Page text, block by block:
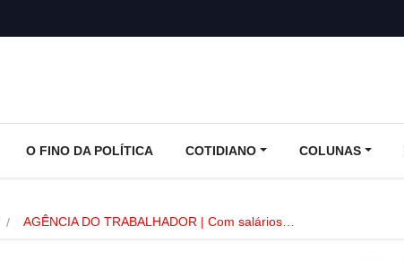
O FINO DA POLÍTICA COTIDIANO COLUNAS
AGÊNCIA DO TRABALHADOR | Com salários…